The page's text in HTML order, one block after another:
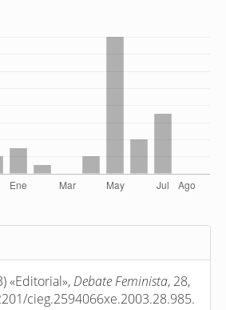
«Editorial», Debate Feminista, 28,
cieg.2594066xe.2003.28.985.